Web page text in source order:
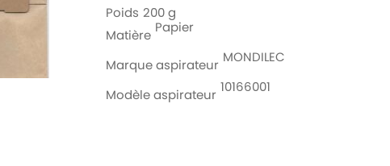
Poids 200 g
Matière Papier
Marque aspirateur MONDILEC
Modèle aspirateur 10166001